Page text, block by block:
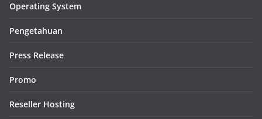
Operating System
Pengetahuan
Press Release
Promo
Reseller Hosting